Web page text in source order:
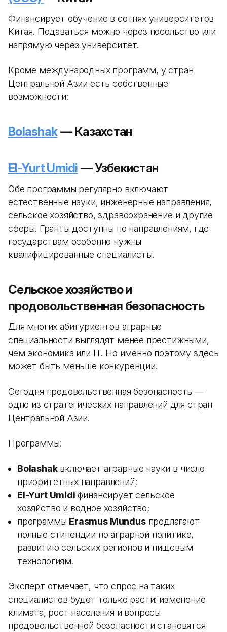
Финансирует обучение в сотнях университетов
Китая. Подаваться можно через посольство или
напрямую через университет.
Кроме международных программ, у стран
Центральной Азии есть собственные
возможности:
Bolashak— Казахстан
El-Yurt Umidi — Узбекистан
Обе программы регулярно включают
естественные науки, инженерные направления,
сельское хозяйство, здравоохранение и другие
сферы. Гранты доступны по направлениям, где
государствам особенно нужны
квалифицированные специалисты.
Сельское хозяйство и
продовольственная безопасность
Для многих абитуриентов аграрные
специальности выглядят менее престижными,
чем экономика или IT. Но именно поэтому здесь
может быть меньше конкуренции.
Сегодня продовольственная безопасность —
одно из стратегических направлений для стран
Центральной Азии.
Программы:
Bolashakвключает аграрные науки в число
приоритетных направлений;
El-Yurt Umidi финансирует сельское
хозяйство и водное хозяйство;
программы Erasmus Mundusпредлагают
полные стипендии по аграрной политике,
развитию сельских регионов и пищевым
технологиям.
Эксперт отмечает, что спрос на таких
специалистов будет только расти: изменение
климата, рост населения и вопросы
продовольственной безопасности становятся